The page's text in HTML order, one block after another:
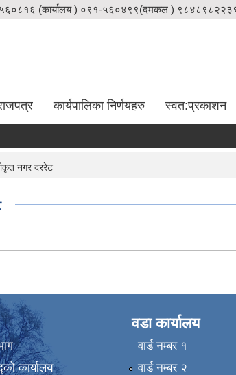
(कार्यालय ) ०९१-५६०४९९(दमकल )
कार्यपालिका निर्णयहरु स्वत:प्रकाशन
नगर दररेट
कार्यालय
वडा कार्यालय
वार्ड न‌म्बर १
वार्ड न‌म्बर २